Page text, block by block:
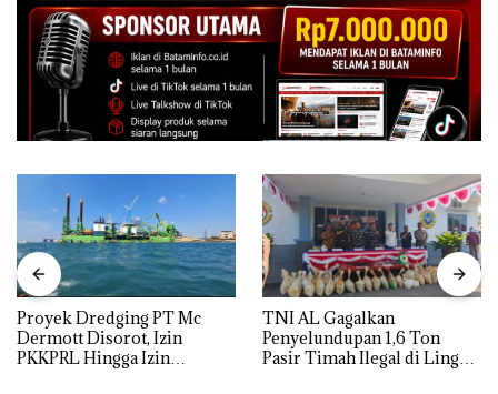
Proyek Dredging PT Mc
Dermott Disorot, Izin
PKKPRL Hingga Izin
TNI AL Gagalkan
Penyelundupan 1,6 Ton
Pasir Timah Ilegal di Lingga,